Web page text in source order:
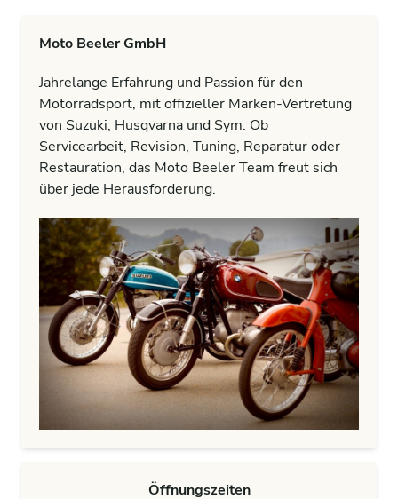
Moto Beeler GmbH
Jahrelange Erfahrung und Passion für den
Motorradsport, mit offizieller Marken-Vertretung
von Suzuki, Husqvarna und Sym. Ob
Servicearbeit, Revision, Tuning, Reparatur oder
Restauration, das Moto Beeler Team freut sich
über jede Herausforderung.
Öffnungszeiten